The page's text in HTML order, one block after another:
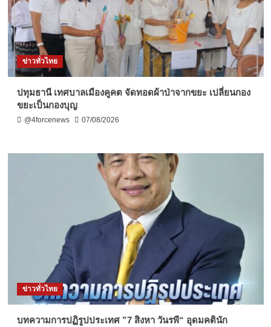
ข่าวทั่วไทย
ปทุมธานี เทศบาลเมืองคูคต จัดทอดผ้าป่าจากขยะ เปลี่ยนกอง
ขยะเป็นกองบุญ
@4forcenews 07/08/2026
ข่าวทั่วไทย
บทความการปฏิรูปประเทศ ”7 สิงหา วันรพี“ อุดมคตินัก